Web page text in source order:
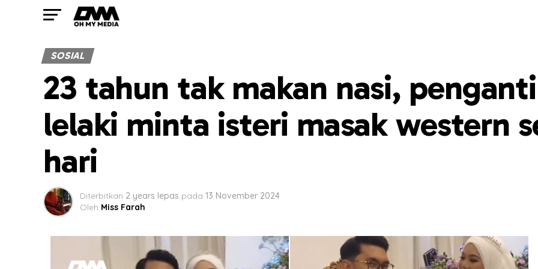
SOSIAL
23 tahun tak makan nasi,
lelaki minta isteri masak western
hari
Diterbitkan 2 years lepas pada 13 November 2024
Oleh Miss Farah